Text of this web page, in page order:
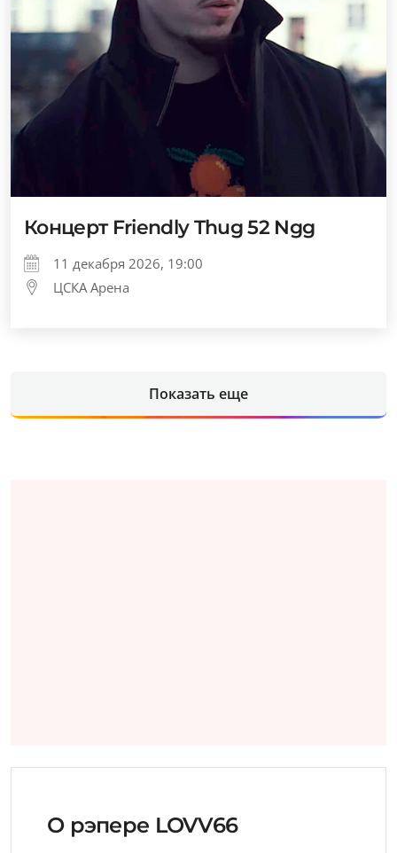
Концерт Friendly Thug 52 Ngg
11 декабря 2026, 19:00
ЦСКА Арена
Показать еще
О рэпере LOVV66